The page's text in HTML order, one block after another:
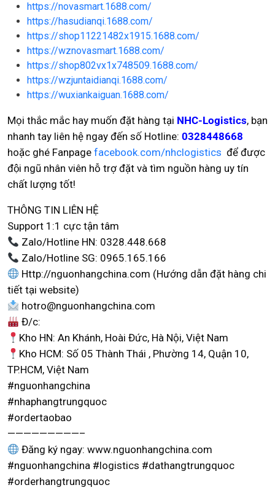
https://novasmart.1688.com/
https://hasudianqi.1688.com/
https://shop11221482x1915.1688.com/
https://wznovasmart.1688.com/
https://shop802vx1x748509.1688.com/
https://wzjuntaidianqi.1688.com/
https://wuxiankaiguan.1688.com/
Mọi thắc mắc hay muốn đặt hàng tại NHC-Logistics, bạn
nhanh tay liên hệ ngay đến số Hotline: 0328448668
hoặc ghé Fanpage facebook.com/nhclogistics để được
đội ngũ nhân viên hỗ trợ đặt và tìm nguồn hàng uy tín
chất lượng tốt!
THÔNG TIN LIÊN HỆ
Support 1:1 cực tận tâm
Zalo/Hotline HN: 0328.448.668
Zalo/Hotline SG: 0965.165.166
Http://nguonhangchina.com (Hướng dẫn đặt hàng chi
tiết tại website)
hotro@nguonhangchina.com
Đ/c:
Kho HN: An Khánh, Hoài Đức, Hà Nội, Việt Nam
Kho HCM: Số 05 Thành Thái , Phường 14, Quận 10,
TP.HCM, Việt Nam
#nguonhangchina
#nhaphangtrungquoc
#ordertaobao
—————————–
Đăng ký ngay: www.nguonhangchina.com
#nguonhangchina #logistics #dathangtrungquoc
#orderhangtrungquoc